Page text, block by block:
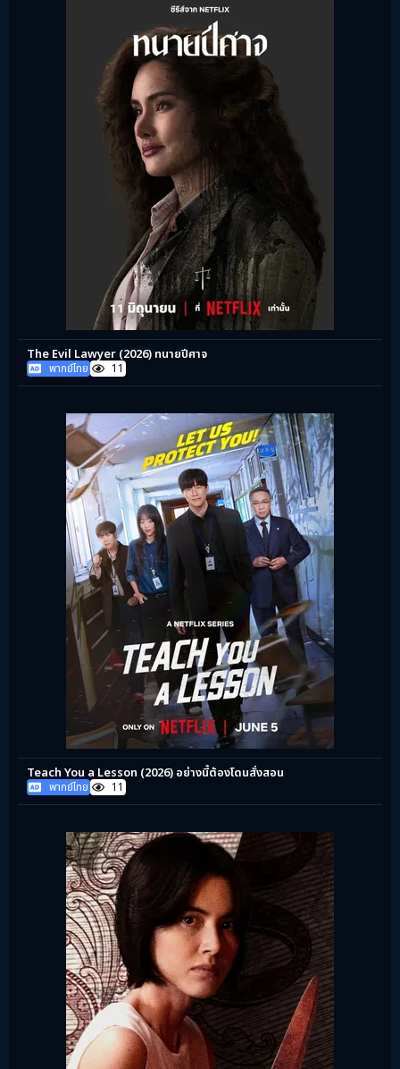
The Evil Lawyer (2026) ทนายปีศาจ
พากย์ไทย 11
Teach You a Lesson (2026) อย่างนี้ต้องโดนสั่งสอน
พากย์ไทย 11